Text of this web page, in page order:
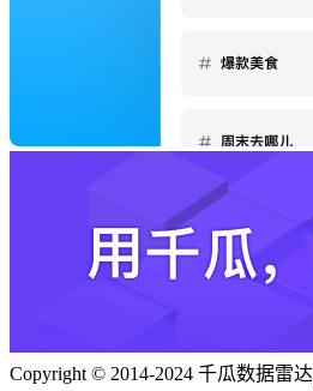
Copyright © 2014-2024 千瓜数据雷达